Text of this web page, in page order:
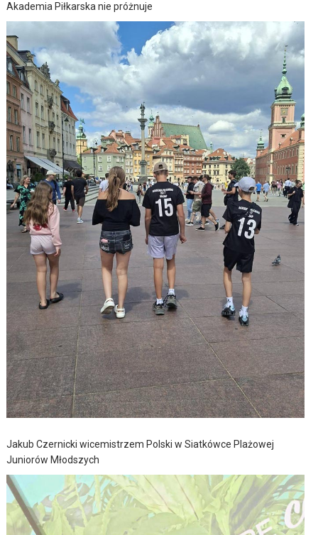
Akademia Piłkarska nie próżnuje
Jakub Czernicki wicemistrzem Polski w Siatkówce Plażowej
Juniorów Młodszych